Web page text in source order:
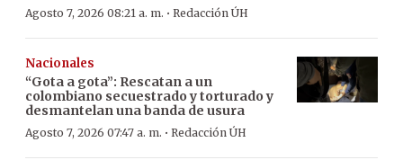
Agosto 7, 2026 08:21 a. m. · Redacción ÚH
Nacionales
“Gota a gota”: Rescatan a un
colombiano secuestrado y torturado y
desmantelan una banda de usura
Agosto 7, 2026 07:47 a. m. · Redacción ÚH